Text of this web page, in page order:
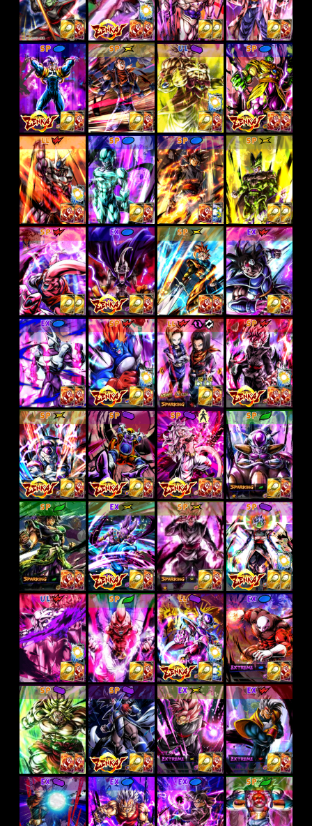
SP SP UL SP
LL SP SP SP
SP EX SP EX
EX SP LL SP
SP SP SP SP
SP EX SP SP
UL SP LL EX
SP SP EX EX
EX EX EX SP